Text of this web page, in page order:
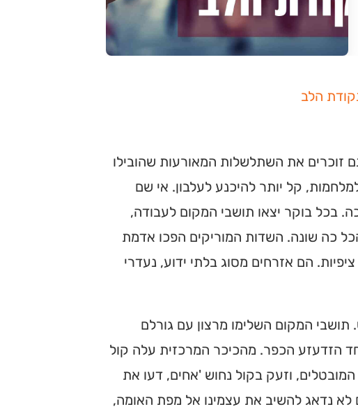
הלב
זוכרים את השתלשלות המאורעות שהובילו
קל יותר להיכנע לעלבון. אי שם
בוקר יצאו תושבי המקום לעבודה,
כה שונה. השדות המוריקים הפכו אדמת
הם אזרחים מסוג בלתי ידוע, נעדרי
תושבי המקום השלימו מרצון עם גורלם
הזדעזע הכפר. מהכיכר המרכזית עלה קול
וזעק בקול נחוש 'אחים, דעו את
לא נדאג להשיב את עצמינו אל מפת האומה,